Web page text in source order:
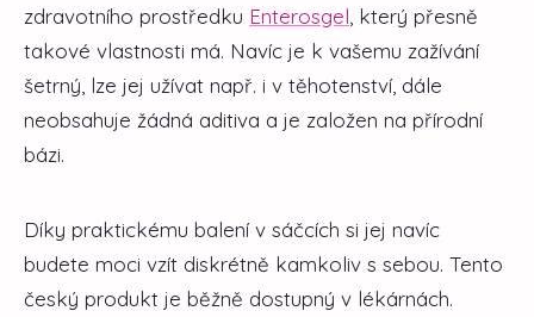
zdravotního prostředku Enterosgel , který přesně
takové vlastnosti má. Navíc je k vašemu zažívání
šetrný, lze jej užívat např. i v těhotenství, dále
neobsahuje žádná aditiva a je založen na přírodní
bázi.
Díky praktickému balení v sáčcích si jej navíc
budete moci vzít diskrétně kamkoliv s sebou. Tento
český produkt je běžně dostupný v lékárnách.